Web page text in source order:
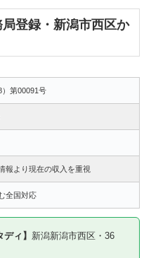
登録・新潟市西区か
）第00091号
報より現在の収入を重視
全国対応
ィ】 新潟新潟市西区・36